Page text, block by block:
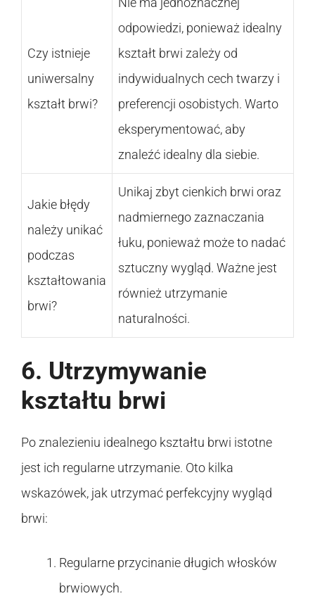
Czy istnieje
uniwersalny
kształt brwi?
odpowiedzi, ponieważ idealny
kształt brwi zależy od
indywidualnych cech twarzy i
preferencji osobistych. Warto
eksperymentować, aby
znaleźć idealny dla siebie.
Jakie błędy
należy unikać
podczas
kształtowania
brwi?
Unikaj zbyt cienkich brwi oraz
nadmiernego zaznaczania
łuku, ponieważ może to nadać
sztuczny wygląd. Ważne jest
również utrzymanie
naturalności.
6. Utrzymywanie
kształtu brwi
Po znalezieniu idealnego kształtu brwi istotne
jest ich regularne utrzymanie. Oto kilka
wskazówek, jak utrzymać perfekcyjny wygląd
brwi:
Regularne przycinanie długich włosków
brwiowych.